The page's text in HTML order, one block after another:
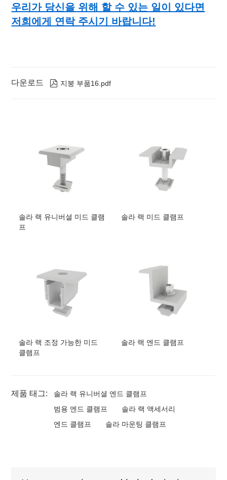
우리가 당신을 위해 할 수 있는 일이 있다면
저희에게 연락 주시기 바랍니다!
다운로드  지붕 부품16.pdf
솔라 랙 유니버셜 미드 클램
프
솔라 랙 미드 클램프
솔라 랙 조정 가능한 미드
클램프
솔라 랙 엔드 클램프
제품 태그:
솔라 랙 유니버셜 엔드 클램프
범용 엔드 클램프
솔라 랙 액세서리
엔드 클램프
솔라 마운팅 클램프